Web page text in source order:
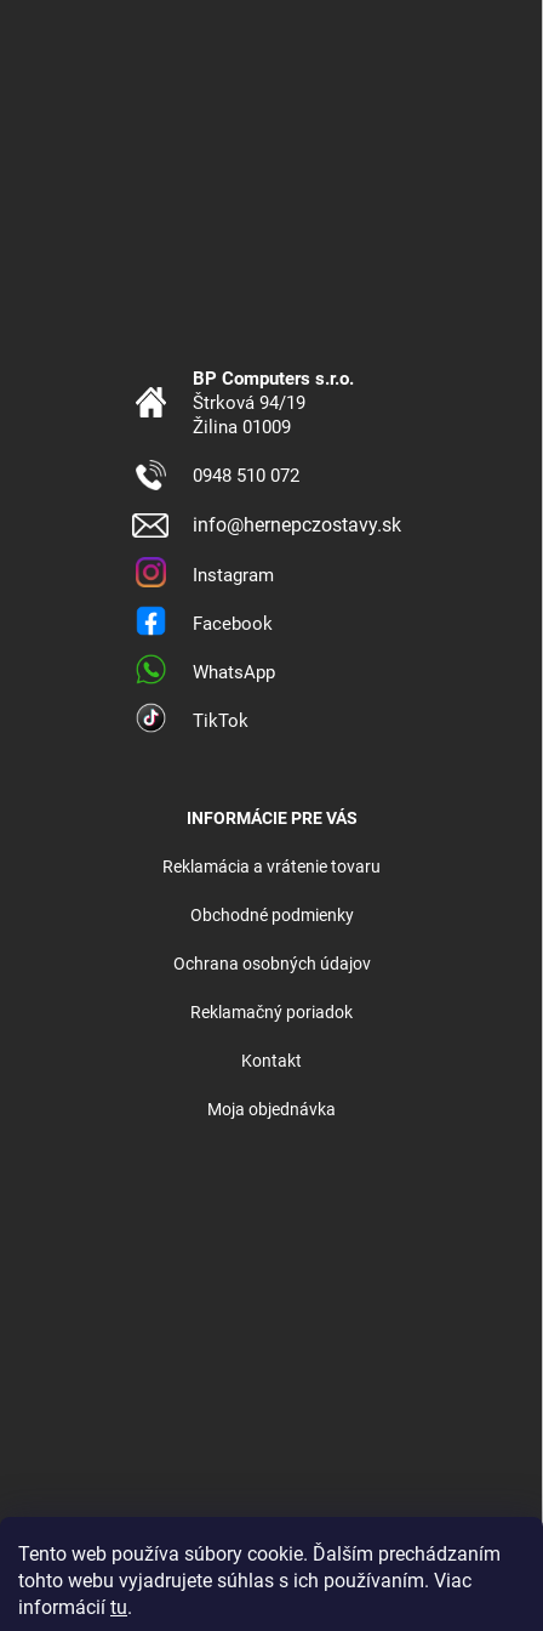
Tento web používa súbory cookie. Ďalším prechádzaním
tohto webu vyjadrujete súhlas s ich používaním. Viac
informácií tu.
BP Computers s.r.o.
Štrková 94/19
Žilina 01009
0948 510 072
info@hernepczostavy.sk
Instagram
Facebook
WhatsApp
TikTok
INFORMÁCIE PRE VÁS
Reklamácia a vrátenie tovaru
Obchodné podmienky
Ochrana osobných údajov
Reklamačný poriadok
Kontakt
Moja objednávka